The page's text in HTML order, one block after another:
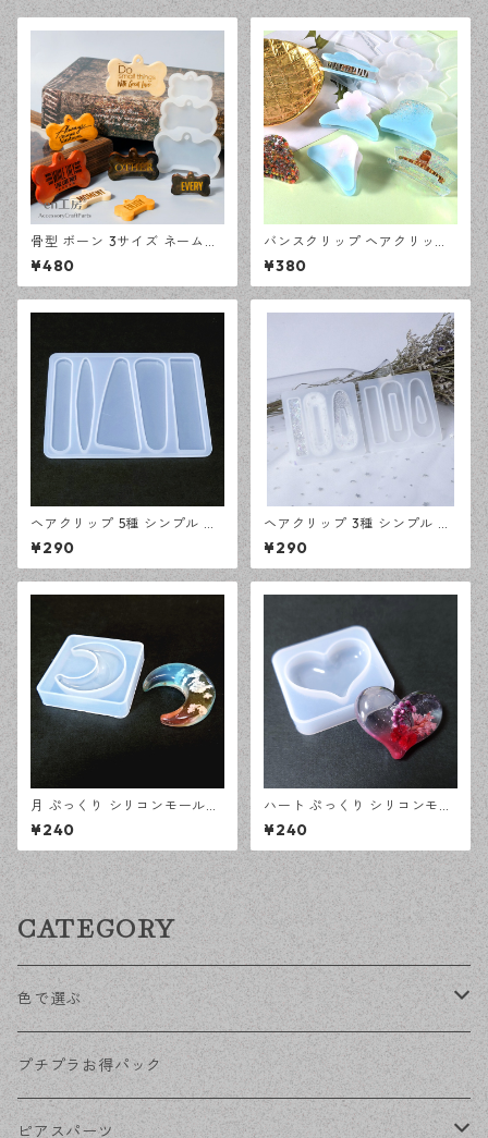
骨型 ボーン 3サイズ ネームタ
グ シリコンモールド レジン型
モールド ハンドメイド 資材
【en工房】
¥480
バンスクリップ ヘアクリップ
6種 シリコンモールド レジン
型 モールド ハンドメイド 資材
【en工房】
¥380
ヘアクリップ 5種 シンプル シ
リコンモールド レジン型 モー
ルド ハンドメイド 資材【en工
房】
¥290
ヘアクリップ 3種 シンプル シ
リコンモールド レジン型 モー
ルド ハンドメイド 資材【en工
房】
¥290
月 ぷっくり シリコンモールド
立体 レジン型 オルゴナイト モ
ールド ハンドメイド 資材【en
工房】
¥240
ハート ぷっくり シリコンモー
ルド 立体 レジン型 オルゴナイ
ト モールド ハンドメイド 資材
【en工房】
¥240
CATEGORY
色で選ぶ
KCゴールド
ゴールド
プチプラお得パック
ピアスパーツ